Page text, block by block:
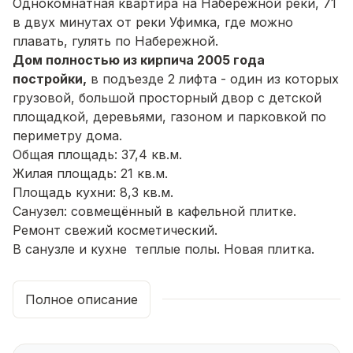
в двух минутах от реки Уфимка, где можно
плавать, гулять по Набережной.
Дом полностью из кирпича 2005 года
постройки, в подъезде 2 лифта - один из которых
грузовой, большой просторный двор с детской
площадкой, деревьями, газоном и парковкой по
периметру дома.
Oбщaя плoщадь: 37,4 кв.м.
Жилая плoщaдь: 21 кв.м.
Плoщадь кухни: 8,3 кв.м.
Сaнузeл: совмещённый в кафельной плитке.
Ремонт свежий косметический.
В санузле и кухне теплые полы. Новая плитка.
плитки. Смесители европейские , тропический
душ.
выход на широкую лоджию , застеклённую.
Полное описание